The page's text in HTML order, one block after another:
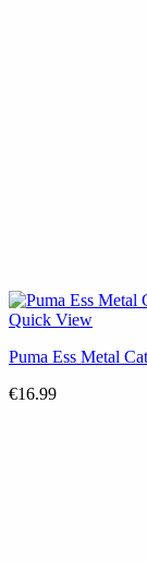
Quick View
Puma Ess Metal
€16.99